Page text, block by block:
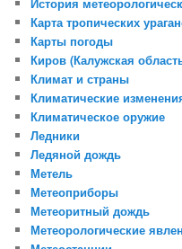
История
Карта тропических
Карты погоды
Киров (Калужская
Климат и страны
Климатические
Климатическое оружие
Ледники
Ледяной дождь
Метель
Метеоприборы
Метеоритный дождь
Метеорологические